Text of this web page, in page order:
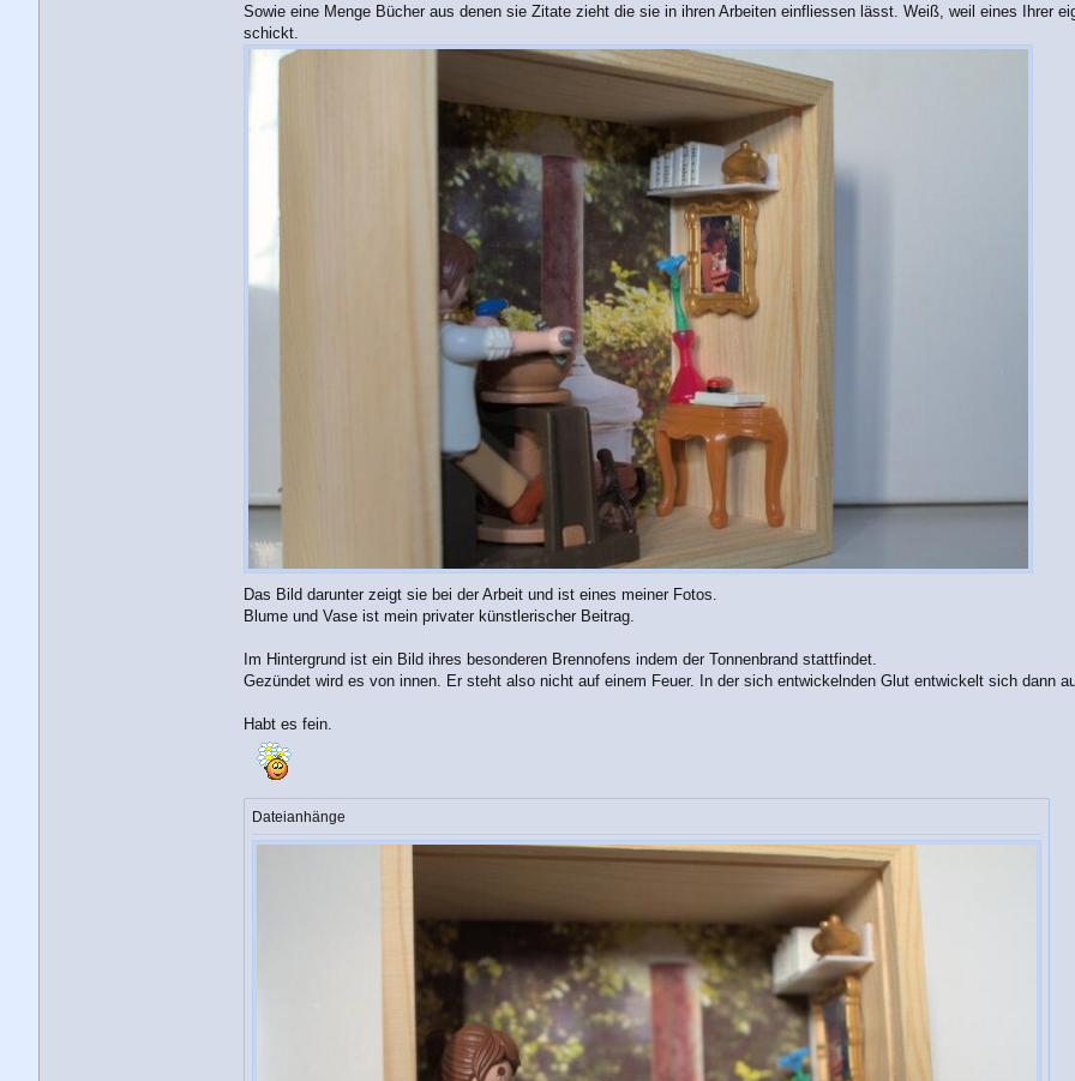
Sowie eine Menge Bücher aus denen sie Zitate zieht die sie in ihren Arbeiten einfliessen lässt. Weiß, weil eines Ihrer
schickt.
Das Bild darunter zeigt sie bei der Arbeit und ist eines meiner Fotos.
Blume und Vase ist mein privater künstlerischer Beitrag.
Im Hintergrund ist ein Bild ihres besonderen Brennofens indem der Tonnenbrand stattfindet.
Gezündet wird es von innen. Er steht also nicht auf einem Feuer. In der sich entwickelnden Glut entwickelt sich dann
Habt es fein.
Dateianhänge